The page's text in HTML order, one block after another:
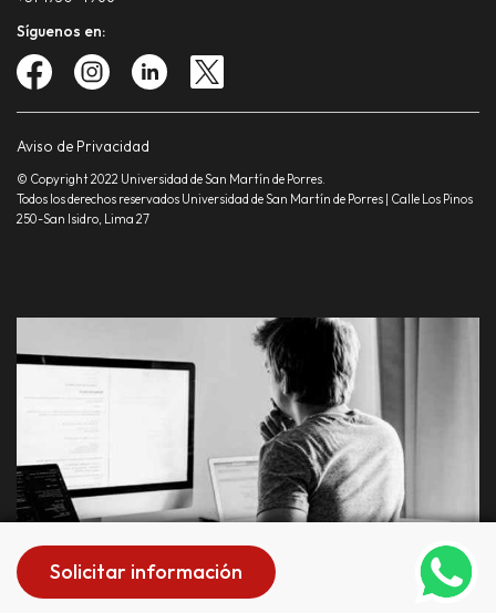
Síguenos en:
Aviso de Privacidad
© Copyright 2022 Universidad de San Martín de Porres.
Todos los derechos reservados Universidad de San Martín de Porres | Calle Los Pinos
250-San Isidro, Lima 27
Solicitar información